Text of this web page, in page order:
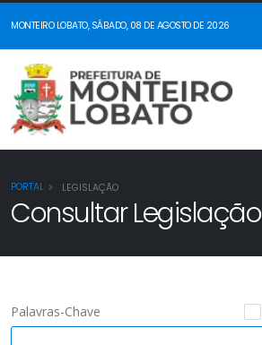
MONTEIRO LOBATO, SÁBADO, 08 DE AGOSTO DE 2026
PORTAL LEGISLAÇÃO
Consultar Legislação
Palavras-Chave